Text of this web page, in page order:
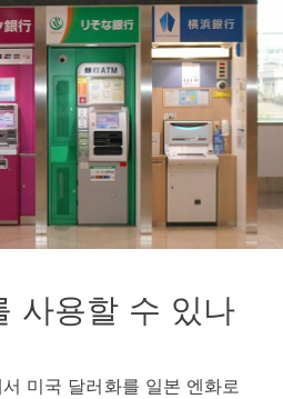
사용할 수 있나
미국 달러화를 일본 엔화로